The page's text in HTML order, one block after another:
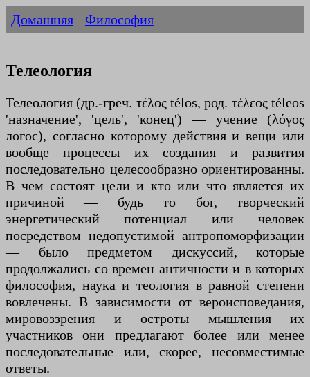
Домашняя Философия
Телеология
Телеология (др.-греч. τέλος télos, род. τέλεος téleos
'назначение', 'цель', 'конец') — учение (λόγος
логос), согласно которому действия и вещи или
вообще процессы их создания и развития
последовательно целесообразно ориентированны.
В чем состоят цели и кто или что является их
причиной — будь то бог, творческий
энергетический потенциал или человек
посредством недопустимой антропоморфизации
— было предметом дискуссий, которые
продолжались со времен античности и в которых
философия, наука и теология в равной степени
вовлечены. В зависимости от вероисповедания,
мировоззрения и остроты мышления их
участников они предлагают более или менее
последовательные или, скорее, несовместимые
ответы.